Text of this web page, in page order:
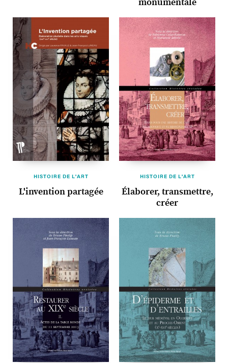
monumentale
HISTOIRE DE L'ART
L'invention partagée
HISTOIRE DE L'ART
Élaborer, transmettre,
créer